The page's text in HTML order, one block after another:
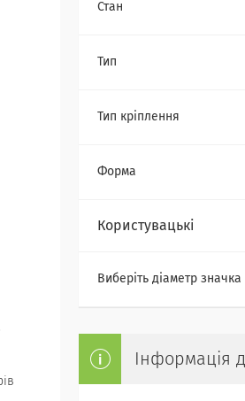
Стан
Тип
Тип кріплення
Форма
Користувацькі
Виберіть діаметр значка
Інформація